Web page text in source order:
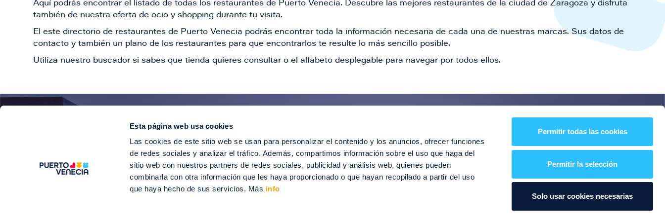
Esta página web usa cookies
Las cookies de este sitio web se usan para personalizar el contenido y los anuncios, ofrecer funciones
de redes sociales y analizar el tráfico. Además, compartimos información sobre el uso que haga del
sitio web con nuestros partners de redes sociales, publicidad y análisis web, quienes pueden
combinarla con otra información que les haya proporcionado o que hayan recopilado a partir del uso
que haya hecho de sus servicios. Más info
Permitir todas las cookies
Permitir la selección
Solo usar cookies necesarias
Aquí podrás encontrar el listado de todas los restaurantes de Puerto Venecia. Descubre las mejores restaurantes de la ciudad de Zaragoza y disfruta
también de nuestra oferta de ocio y shopping durante tu visita.
El este directorio de restaurantes de Puerto Venecia podrás encontrar toda la información necesaria de cada una de nuestras marcas. Sus datos de
contacto y también un plano de los restaurantes para que encontrarlos te resulte lo más sencillo posible.
Utiliza nuestro buscador si sabes que tienda quieres consultar o el alfabeto desplegable para navegar por todos ellos.
¡Entérate de todas nuestras novedades!
Suscríbete para recibir ofertas especiales, descuentos, eventos y mucho más
SUSCRÍBETE